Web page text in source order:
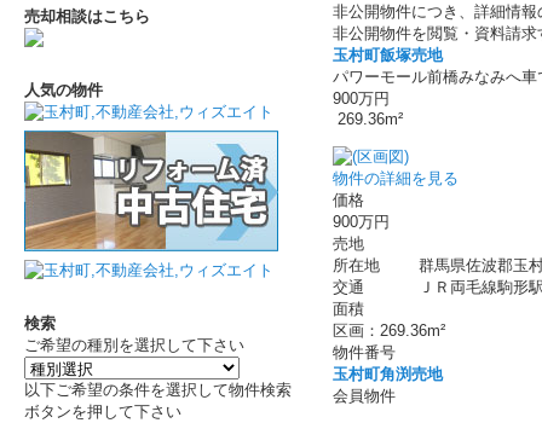
非公開物件につき、詳細情
非公開物件を閲覧・資料請
玉村町飯塚売地
パワーモール前橋みなみへ
900万円
269.36m²
物件の詳細を見る
価格
900万円
売地
所在地
群馬県佐波郡玉
交通
ＪＲ両毛線駒形
面積
区画：269.36m²
物件番号
玉村町角渕売地
会員物件
売却相談はこちら
人気の物件
検索
ご希望の種別を選択して下さい
以下ご希望の条件を選択して物件検索
ボタンを押して下さい